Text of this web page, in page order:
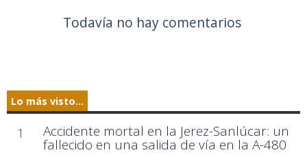
Todavía no hay comentarios
Lo más visto...
1 Accidente mortal en la Jerez-Sanlúcar: un
fallecido en una salida de vía en la A-480